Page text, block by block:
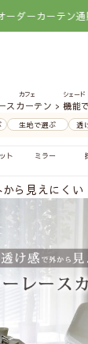
販ならカーテン
カフェ シェード
スカーテン 機能
生地で選ぶ 透
ト ミラー
ら見えにくい